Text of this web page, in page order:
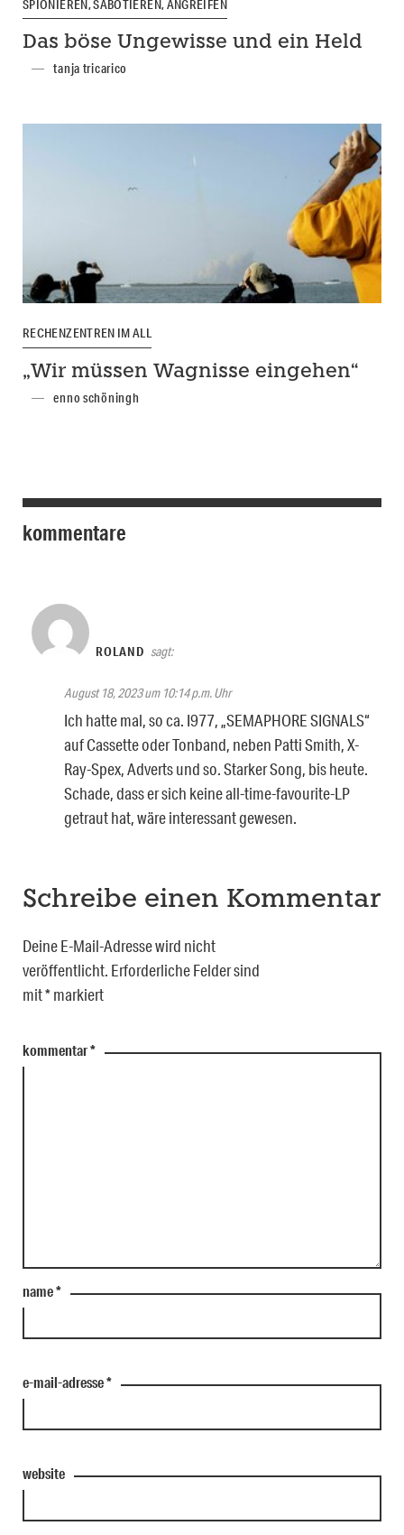
SPIONIEREN, SABOTIEREN, ANGREIFEN
Das böse Ungewisse und ein Held
tanja tricarico
RECHENZENTREN IM ALL
„Wir müssen Wagnisse eingehen“
enno schöningh
kommentare
ROLAND sagt:
August 18, 2023 um 10:14 p.m. Uhr
Ich hatte mal, so ca. I977, „SEMAPHORE SIGNALS“
auf Cassette oder Tonband, neben Patti Smith, X-
Ray-Spex, Adverts und so. Starker Song, bis heute.
Schade, dass er sich keine all-time-favourite-LP
getraut hat, wäre interessant gewesen.
Schreibe einen Kommentar
Deine E-Mail-Adresse wird nicht
veröffentlicht. Erforderliche Felder sind
mit*markiert
kommentar*
name*
e-mail-adresse*
website